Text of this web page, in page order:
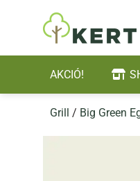
AKCIÓ!
Grill / Big Green